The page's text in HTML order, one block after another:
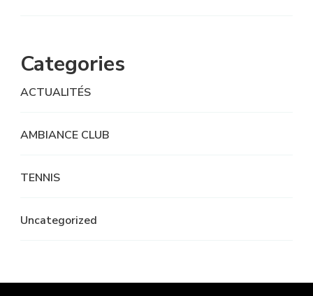
Categories
ACTUALITÉS
AMBIANCE CLUB
TENNIS
Uncategorized